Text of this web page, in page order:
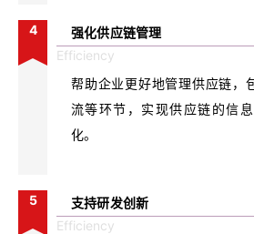
4
强化供应链管理
Efficiency
帮助企业更好地管理供应链，
流等环节，实现供应链的信
化。
5
支持研发创新
Efficiency